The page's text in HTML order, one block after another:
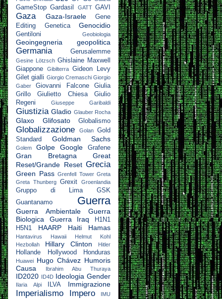
GameStop Gardasil GATT GAVI
Gaza Gaza-Israele
Gene
Editing
Genetica Genocidio
Gentiloni Geobiologia
Geoingegneria geopolitica
Germania Gerusalemme
Gesine Lötzsch Ghislaine Maxwell
Giappone
Gibilterra Gideon Levy
Gilet gialli Giorgio Cremaschi Giorgio
Gaber
Giovanni Falcone
Giulia
Grillo
Giulietto Chiesa
Giulio
Regeni
Giuseppe Garibaldi
Giustizia Gladio Glauber Rocha
Glaxo Glifosato Globalismo
Globalizzazione Golan Gold
Standard
Goldman Sachs
Golem Golpe Google Grafene
Gran Bretagna
Great
Reset/Grande Reset Grecia
Green Pass Grenfell Tower Greta
Greta Thunberg Grexit Groenlandia
Gruppo di Lima
GSK
Guantanamo
Guerra
Guerra Ambientale
Guerra
Biologica
Guerra Iraq
H1N1
H5N1
HAARP Haiti Hamas
Hantavirus Hawaii
Helmut Kohl
Hezbollah
Hillary Clinton Hitler
Hollande Hollywood Honduras
Huawei Hugo Chávez Humoris
Causa
Ibrahim Abu Thuraya
ID2020 ID4D Ideologia Gender
Ilaria Alpi ILVA Immigrazione
Imperialismo Impero IMU